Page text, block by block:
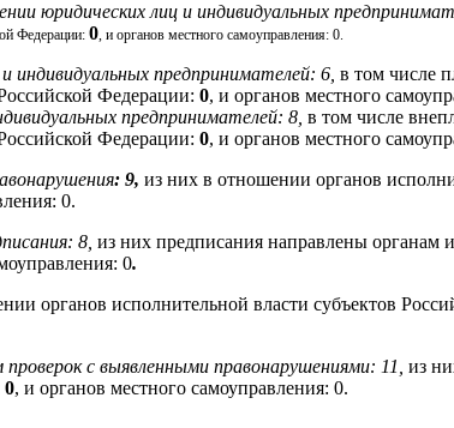
юридических лиц и индивидуальных
Федерации: 0, и органов местного самоуправления: 0.
индивидуальных предпринимателей: 6, в том числе
Федерации: 0, и органов местного
предпринимателей: 8, в том числе
Федерации: 0, и органов местного
: 9, из них в отношении органов
0.
8, из них предписания направлены органам
0.
органов исполнительной власти субъектов
с выявленными правонарушениями: 11, из
0, и органов местного самоуправления: 0.